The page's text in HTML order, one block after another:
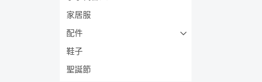
家居服
配件
鞋子
聖誕節